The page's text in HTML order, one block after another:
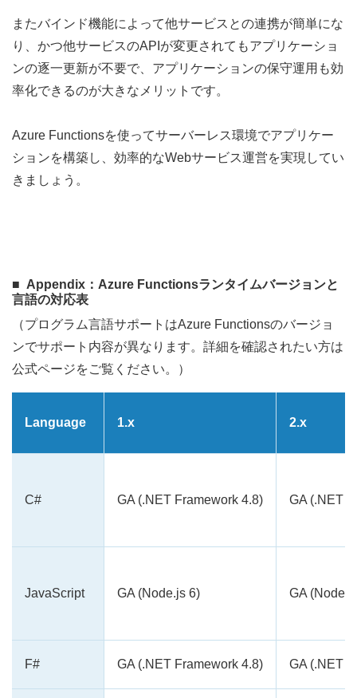
またバインド機能によって他サービスとの連携が簡単にな
り、かつ他サービスのAPIが変更されてもアプリケーショ
ンの逐一更新が不要で、アプリケーションの保守運用も効
率化できるのが大きなメリットです。
Azure Functionsを使ってサーバーレス環境でアプリケー
ションを構築し、効率的なWebサービス運営を実現してい
きましょう。
Appendix：Azure Functionsランタイムバージョンと
言語の対応表
（プログラム言語サポートはAzure Functionsのバージョ
ンでサポート内容が異なります。詳細を確認されたい方は
公式ページをご覧ください。）
Language 1.x 2.x
C# GA (.NET Framework 4.8) GA (.NET
JavaScript GA (Node.js 6) GA (Node
F# GA (.NET Framework 4.8) GA (.NET